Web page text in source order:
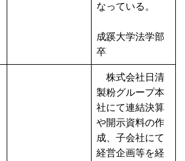
なっている。
成蹊大学法学部
卒
株式会社日清
製粉グループ本
社にて連結決算
や開示資料の作
成、子会社にて
経営企画等を経